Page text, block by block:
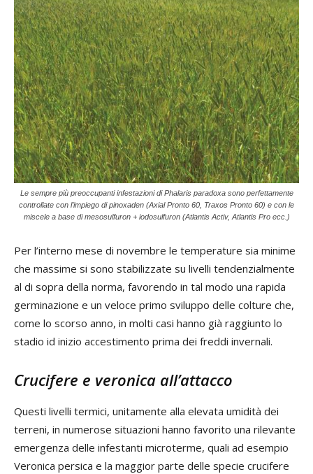
Le sempre più preoccupanti infestazioni di Phalaris paradoxa sono perfettamente
controllate con l’impiego di pinoxaden (Axial Pronto 60, Traxos Pronto 60) e con le
miscele a base di mesosulfuron + iodosulfuron (Atlantis Activ, Atlantis Pro ecc.)
Per l’interno mese di novembre le temperature sia minime
che massime si sono stabilizzate su livelli tendenzialmente
al di sopra della norma, favorendo in tal modo una rapida
germinazione e un veloce primo sviluppo delle colture che,
come lo scorso anno, in molti casi hanno già raggiunto lo
stadio id inizio accestimento prima dei freddi invernali.
Crucifere e veronica all’attacco
Questi livelli termici, unitamente alla elevata umidità dei
terreni, in numerose situazioni hanno favorito una rilevante
emergenza delle infestanti microterme, quali ad esempio
Veronica persica e la maggior parte delle specie crucifere